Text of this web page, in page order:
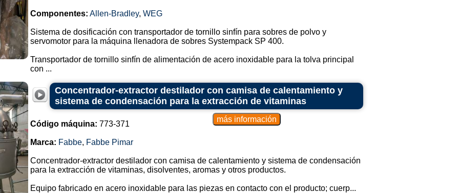
Componentes: Allen-Bradley, WEG
Sistema de dosificación con transportador de tornillo sinfín para sobres de polvo y
servomotor para la máquina llenadora de sobres Systempack SP 400.
Transportador de tornillo sinfín de alimentación de acero inoxidable para la tolva principal
con ...
Concentrador-extractor destilador con camisa de calentamiento y
sistema de condensación para la extracción de vitaminas
Código máquina: 773-371
Marca: Fabbe, Fabbe Pimar
Concentrador-extractor destilador con camisa de calentamiento y sistema de condensación
para la extracción de vitaminas, disolventes, aromas y otros productos.
Equipo fabricado en acero inoxidable para las piezas en contacto con el producto; cuerp...